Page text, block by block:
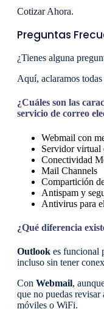
Cotizar Ahora.
Preguntas
¿Tienes alguna
Aquí, aclaramos todas
¿Cuáles son las
servicio de correo
Webmail con
Servidor virtual
Conectividad
Mail Channels
Compartición
Antispam y
Antivirus para
¿Qué diferencia
Outlook es funcional
incluso sin tener
Con Webmail,
que no puedas revisar
móviles o WiFi.